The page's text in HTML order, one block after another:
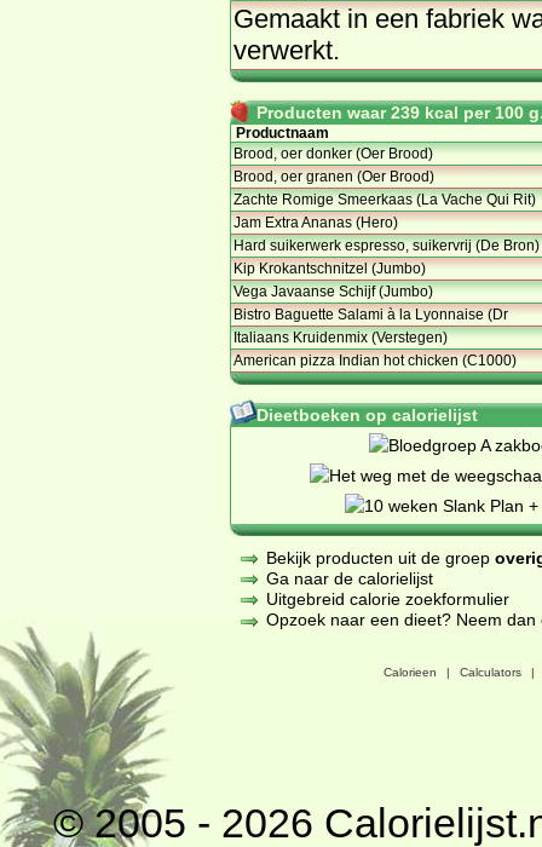
Gemaakt in een fabriek
verwerkt.
Producten waar 239 kcal per 100
Productnaam
Brood, oer donker (Oer Brood)
Brood, oer granen (Oer Brood)
Zachte Romige Smeerkaas (La Vache Qui Rit)
Jam Extra Ananas (Hero)
Hard suikerwerk espresso, suikervrij (De Bron)
Kip Krokantschnitzel (Jumbo)
Vega Javaanse Schijf (Jumbo)
Bistro Baguette Salami à la Lyonnaise (Dr
Italiaans Kruidenmix (Verstegen)
American pizza Indian hot chicken (C1000)
Dieetboeken op calorielijst
Bekijk producten uit de groep
Ga naar de calorielijst
Uitgebreid calorie zoekformulier
Opzoek naar een dieet? Neem
Calorieen | Calculators |
© 2005 - 2026